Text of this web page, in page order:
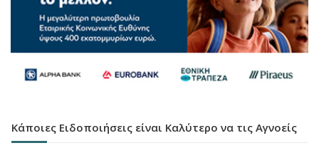
Κάποιες Ειδοποιήσεις είναι Καλύτερο να τις Αγνοείς